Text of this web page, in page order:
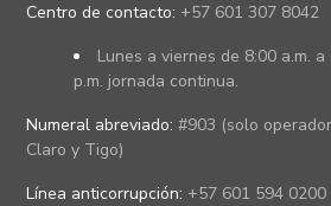
Centro de contacto: +57 601 307 8042
Lunes a viernes de 8:00 a.m. a
p.m. jornada continua.
Numeral abreviado: #903 (solo
Claro y Tigo)
Línea anticorrupción: +57 601 594 0200